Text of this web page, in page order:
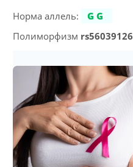
Норма аллель:
GG
Полиморфизм rs56039126